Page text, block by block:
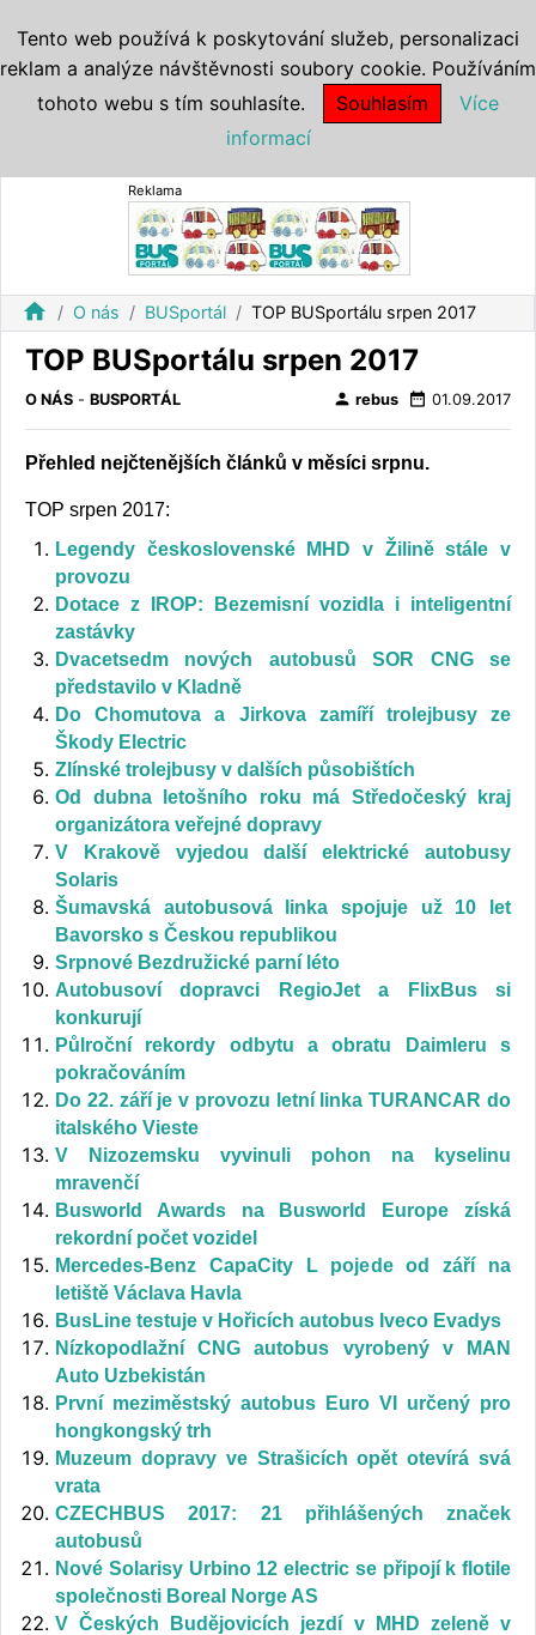
Reklama
home O nás BUSportál TOP BUSportálu srpen 2017
TOP BUSportálu srpen 2017
O NÁS - BUSPORTÁL person rebus date_range 01.09.2017
Přehled nejčtenějších článků v měsíci srpnu.
TOP srpen 2017:
Legendy československé MHD v Žilině stále v
provozu
Dotace z IROP: Bezemisní vozidla i inteligentní
zastávky
Dvacetsedm nových autobusů SOR CNG se
představilo v Kladně
Do Chomutova a Jirkova zamíří trolejbusy ze
Škody Electric
Zlínské trolejbusy v dalších působištích
Od dubna letošního roku má Středočeský kraj
organizátora veřejné dopravy
V Krakově vyjedou další elektrické autobusy
Solaris
Šumavská autobusová linka spojuje už 10 let
Bavorsko s Českou republikou
Srpnové Bezdružické parní léto
Autobusoví dopravci RegioJet a FlixBus si
konkurují
Půlroční rekordy odbytu a obratu Daimleru s
pokračováním
Do 22. září je v provozu letní linka TURANCAR do
italského Vieste
V Nizozemsku vyvinuli pohon na kyselinu
mravenčí
Busworld Awards na Busworld Europe získá
rekordní počet vozidel
Mercedes-Benz CapaCity L pojede od září na
letiště Václava Havla
BusLine testuje v Hořicích autobus Iveco Evadys
Nízkopodlažní CNG autobus vyrobený v MAN
Auto Uzbekistán
První meziměstský autobus Euro VI určený pro
hongkongský trh
Muzeum dopravy ve Strašicích opět otevírá svá
vrata
CZECHBUS 2017: 21 přihlášených značek
autobusů
Nové Solarisy Urbino 12 electric se připojí k flotile
společnosti Boreal Norge AS
V Českých Budějovicích jezdí v MHD zeleně v
Tento web používá k poskytování služeb, personalizaci
reklam a analýze návštěvnosti soubory cookie. Používáním
tohoto webu s tím souhlasíte.
Souhlasím
Více
informací